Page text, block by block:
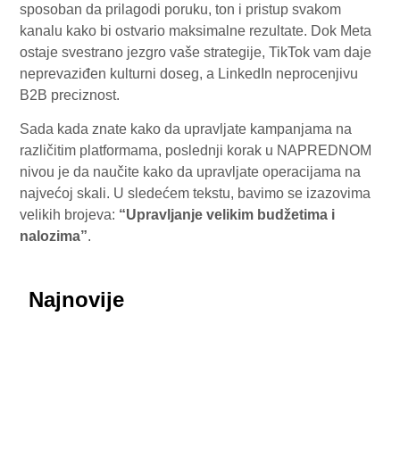
sposoban da prilagodi poruku, ton i pristup svakom
kanalu kako bi ostvario maksimalne rezultate. Dok Meta
ostaje svestrano jezgro vaše strategije, TikTok vam daje
neprevaziđen kulturni doseg, a LinkedIn neprocenjivu
B2B preciznost.
Sada kada znate kako da upravljate kampanjama na
različitim platformama, poslednji korak u NAPREDNOM
nivou je da naučite kako da upravljate operacijama na
najvećoj skali. U sledećem tekstu, bavimo se izazovima
velikih brojeva: “Upravljanje velikim budžetima i
nalozima”.
Najnovije